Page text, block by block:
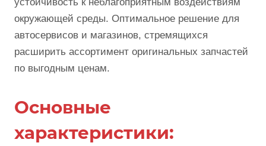
окружающей среды. Оптимальное решение для
автосервисов и магазинов, стремящихся
расширить ассортимент оригинальных запчастей
по выгодным ценам.
Основные
характеристики: